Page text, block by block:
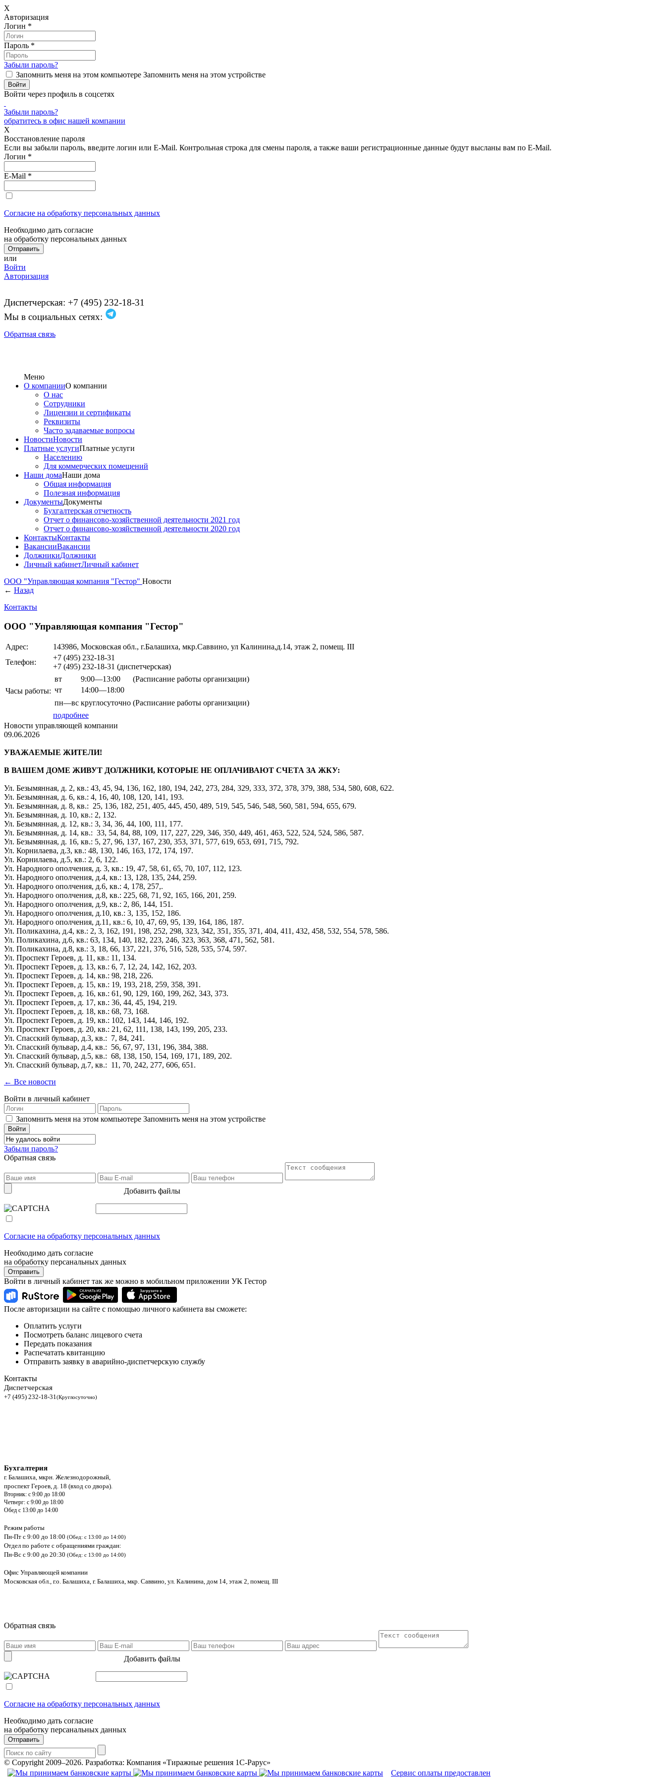
X
Авторизация
Логин *
Пароль *
Забыли пароль?
Запомнить меня на этом компьютере Запомнить меня на этом устройстве
Войти через профиль в соцсетях
Забыли пароль?
обратитесь в офис нашей компании
X
Восстановление пароля
Если вы забыли пароль, введите логин или E-Mail. Контрольная строка для смены пароля, а также ваши регистрационные данные будут высланы вам по E-Mail.
Логин *
E-Mail *
Согласие на обработку персональных данных
Необходимо дать согласие
на обработку персональных данных
или
Войти
Авторизация
Диспетчерская: +7 (495) 232-18-31
Мы в социальных сетях:
Обратная связь
Меню
О компанииО компании
О нас
Сотрудники
Лицензии и сертификаты
Реквизиты
Часто задаваемые вопросы
НовостиНовости
Платные услугиПлатные услуги
Населению
Для коммерческих помещений
Наши домаНаши дома
Общая информация
Полезная информация
ДокументыДокументы
Бухгалтерская отчетность
Отчет о финансово-хозяйственной деятельности 2021 год
Отчет о финансово-хозяйственной деятельности 2020 год
КонтактыКонтакты
ВакансииВакансии
ДолжникиДолжники
Личный кабинетЛичный кабинет
ООО "Управляющая компания "Гестор" Новости
← Назад
Контакты
ООО "Управляющая компания "Гестор"
Адрес:
143986, Московская обл., г.Балашиха, мкр.Саввино, ул Калинина,д.14, этаж 2, помещ. III
Телефон:
+7 (495) 232-18-31
+7 (495) 232-18-31 (диспетчерская)
Часы работы:
вт 9:00—13:00
(Расписание работы организации)
чт
14:00—18:00
пн—вс круглосуточно (Расписание работы организации)
подробнее
Новости управляющей компании
09.06.2026
УВАЖАЕМЫЕ ЖИТЕЛИ!
В ВАШЕМ ДОМЕ ЖИВУТ ДОЛЖНИКИ, КОТОРЫЕ НЕ ОПЛАЧИВАЮТ СЧЕТА ЗА ЖКУ:
Ул. Безымянная, д. 2, кв.: 43, 45, 94, 136, 162, 180, 194, 242, 273, 284, 329, 333, 372, 378, 379, 388, 534, 580, 608, 622.
Ул. Безымянная, д. 6, кв.: 4, 16, 40, 108, 120, 141, 193.
Ул. Безымянная, д. 8, кв.: 25, 136, 182, 251, 405, 445, 450, 489, 519, 545, 546, 548, 560, 581, 594, 655, 679.
Ул. Безымянная, д. 10, кв.: 2, 132.
Ул. Безымянная, д. 12, кв.: 3, 34, 36, 44, 100, 111, 177.
Ул. Безымянная, д. 14, кв.: 33, 54, 84, 88, 109, 117, 227, 229, 346, 350, 449, 461, 463, 522, 524, 524, 586, 587.
Ул. Безымянная, д. 16, кв.: 5, 27, 96, 137, 167, 230, 353, 371, 577, 619, 653, 691, 715, 792.
Ул. Корнилаева, д.3, кв.: 48, 130, 146, 163, 172, 174, 197.
Ул. Корнилаева, д.5, кв.: 2, 6, 122.
Ул. Народного ополчения, д. 3, кв.: 19, 47, 58, 61, 65, 70, 107, 112, 123.
Ул. Народного ополчения, д.4, кв.: 13, 128, 135, 244, 259.
Ул. Народного ополчения, д.6, кв.: 4, 178, 257,.
Ул. Народного ополчения, д.8, кв.: 225, 68, 71, 92, 165, 166, 201, 259.
Ул. Народного ополчения, д.9, кв.: 2, 86, 144, 151.
Ул. Народного ополчения, д.10, кв.: 3, 135, 152, 186.
Ул. Народного ополчения, д.11, кв.: 6, 10, 47, 69, 95, 139, 164, 186, 187.
Ул. Поликахина, д.4, кв.: 2, 3, 162, 191, 198, 252, 298, 323, 342, 351, 355, 371, 404, 411, 432, 458, 532, 554, 578, 586.
Ул. Поликахина, д.6, кв.: 63, 134, 140, 182, 223, 246, 323, 363, 368, 471, 562, 581.
Ул. Поликахина, д.8, кв.: 3, 18, 66, 137, 221, 376, 516, 528, 535, 574, 597.
Ул. Проспект Героев, д. 11, кв.: 11, 134.
Ул. Проспект Героев, д. 13, кв.: 6, 7, 12, 24, 142, 162, 203.
Ул. Проспект Героев, д. 14, кв.: 98, 218, 226.
Ул. Проспект Героев, д. 15, кв.: 19, 193, 218, 259, 358, 391.
Ул. Проспект Героев, д. 16, кв.: 61, 90, 129, 160, 199, 262, 343, 373.
Ул. Проспект Героев, д. 17, кв.: 36, 44, 45, 194, 219.
Ул. Проспект Героев, д. 18, кв.: 68, 73, 168.
Ул. Проспект Героев, д. 19, кв.: 102, 143, 144, 146, 192.
Ул. Проспект Героев, д. 20, кв.: 21, 62, 111, 138, 143, 199, 205, 233.
Ул. Спасский бульвар, д.3, кв.: 7, 84, 241.
Ул. Спасский бульвар, д.4, кв.: 56, 67, 97, 131, 196, 384, 388.
Ул. Спасский бульвар, д.5, кв.: 68, 138, 150, 154, 169, 171, 189, 202.
Ул. Спасский бульвар, д.7, кв.: 11, 70, 242, 277, 606, 651.
← Все новости
Войти в личный кабинет
Запомнить меня на этом компьютере Запомнить меня на этом устройстве
Забыли пароль?
Обратная связь
Добавить файлы
Согласие на обработку персональных данных
Необходимо дать согласие
на обработку персанальных данных
Отправить
Войти в личный кабинет так же можно в мобильном приложении УК Гестор
После авторизации на сайте с помощью личного кабинета вы сможете:
Оплатить услуги
Посмотреть баланс лицевого счета
Передать показания
Распечатать квитанцию
Отправить заявку в аварийно-диспетчерскую службу
Контакты
Диспетчерская
+7 (495) 232-18-31(Круглосуточно)
Бухгалтерия
г. Балашиха, мкрн. Железнодорожный,
проспект Героев, д. 18 (вход со двора).
Вторник: с 9:00 до 18:00
Четверг: с 9:00 до 18:00
Обед с 13:00 до 14:00
Режим работы
Пн-Пт с 9:00 до 18:00 (Обед: с 13:00 до 14:00)
Отдел по работе с обращениями граждан:
Пн-Вс с 9:00 до 20:30 (Обед: с 13:00 до 14:00)
Офис Управляющей компании
Московская обл., г.о. Балашиха, г. Балашиха, мкр. Саввино, ул. Калинина, дом 14, этаж 2, помещ. III
Обратная связь
Добавить файлы
Согласие на обработку персональных данных
Необходимо дать согласие
на обработку персанальных данных
Отправить
© Copyright 2009–2026. Разработка: Компания «Тиражные решения 1С-Рарус»
Сервис оплаты предоставлен